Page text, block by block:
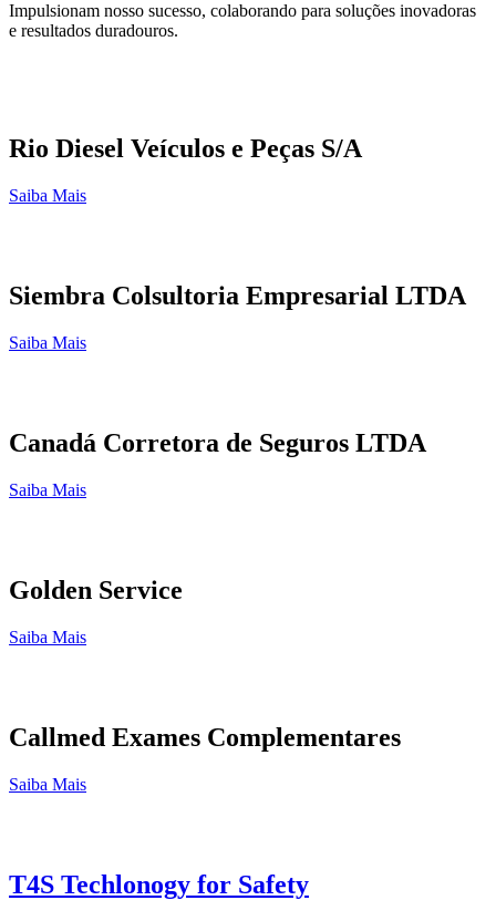
Impulsionam nosso sucesso, colaborando para soluções inovadoras
e resultados duradouros.
Rio Diesel Veículos e Peças S/A
Saiba Mais
Siembra Colsultoria Empresarial LTDA
Saiba Mais
Canadá Corretora de Seguros LTDA
Saiba Mais
Golden Service
Saiba Mais
Callmed Exames Complementares
Saiba Mais
T4S Techlonogy for Safety